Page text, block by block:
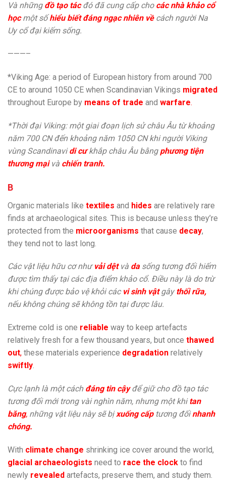
Và những đồ tạo tácđó đã cung cấp cho các nhà khảo cổ
họcmột sốhiểu biết đáng ngạc nhiên về cách người Na
Uy cổ đại kiếm sống.
———–
*Viking Age: a period of European history from around 700
CE to around 1050 CE when Scandinavian Vikings migrated
throughout Europe by means of trade and warfare.
*Thời đại Viking: một giai đoạn lịch sử châu Âu từ khoảng
năm 700 CN đến khoảng năm 1050 CN khi người Viking
vùng Scandinavidi cưkhắp châu Âu bằng phương tiện
thương mại và chiến tranh.
B
Organic materials like textiles and hides are relatively rare
finds at archaeological sites. This is because unless they’re
protected from the microorganisms that cause decay,
they tend not to last long.
Các vật liệu hữu cơ nhưvải dệt và da sống tương đối hiếm
được tìm thấy tại các địa điểm khảo cổ. Điều này là do trừ
khi chúng được bảo vệ khỏi các vi sinh vật gây thối rữa,
nếu không chúng sẽ không tồn tại được lâu.
Extreme cold is one reliable way to keep artefacts
relatively fresh for a few thousand years, but once thawed
out, these materials experience degradation relatively
swiftly.
Cực lạnh là một cách đáng tin cậyđể giữ cho đồ tạo tác
tương đối mới trong vài nghìn năm, nhưng một khitan
băng, những vật liệu này sẽ bịxuống cấptương đốinhanh
chóng.
With climate change shrinking ice cover around the world,
glacial archaeologists need to race the clock to find
newly revealed artefacts, preserve them, and study them.